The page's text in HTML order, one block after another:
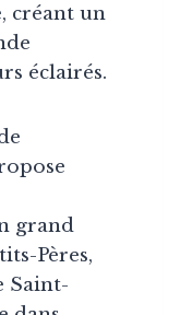
créant un
éclairés.
grand
Pères,
Saint-